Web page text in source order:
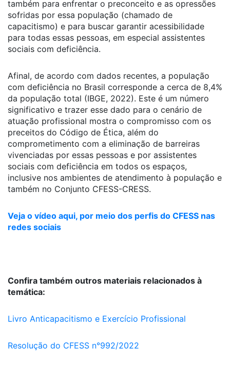
também para enfrentar o preconceito e as opressões
sofridas por essa população (chamado de
capacitismo) e para buscar garantir acessibilidade
para todas essas pessoas, em especial assistentes
sociais com deficiência.
Afinal, de acordo com dados recentes, a população
com deficiência no Brasil corresponde a cerca de 8,4%
da população total (IBGE, 2022). Este é um número
significativo e trazer esse dado para o cenário de
atuação profissional mostra o compromisso com os
preceitos do Código de Ética, além do
comprometimento com a eliminação de barreiras
vivenciadas por essas pessoas e por assistentes
sociais com deficiência em todos os espaços,
inclusive nos ambientes de atendimento à população e
também no Conjunto CFESS-CRESS.
Veja o vídeo aqui, por meio dos perfis do CFESS nas
redes sociais
Confira também outros materiais relacionados à
temática:
Livro Anticapacitismo e Exercício Profissional
Resolução do CFESS n°992/2022